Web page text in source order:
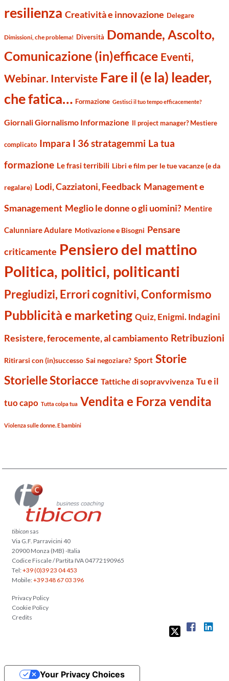
resilienza Creatività e innovazione Delegare
Dimissioni, che problema! Diversità Domande, Ascolto,
Comunicazione (in)efficace Eventi,
Webinar. Interviste Fare il (e la) leader,
che fatica… Formazione Gestisci il tuo tempo efficacemente?
Giornali Giornalismo Informazione Il project manager? Mestiere
complicato Impara I 36 stratagemmi La tua
formazione Le frasi terribili Libri e film per le tue vacanze (e da
regalare) Lodi, Cazziatoni, Feedback Management e
Smanagement Meglio le donne o gli uomini? Mentire
Calunniare Adulare Motivazione e Bisogni Pensare
criticamente Pensiero del mattino
Politica, politici, politicanti
Pregiudizi, Errori cognitivi, Conformismo
Pubblicità e marketing Quiz, Enigmi. Indagini
Resistere, ferocemente, al cambiamento Retribuzioni
Ritirarsi con (in)successo Sai negoziare? Sport Storie
Storielle Storiacce Tattiche di sopravvivenza Tu e il
tuo capo Tutta colpa tua Vendita e Forza vendita
Violenza sulle donne. E bambini
tibicon sas
Via G.F. Parravicini 40
20900 Monza (MB) -Italia
Codice Fiscale / Partita IVA 04772190965
Tel:+39 (0)39 23 04 453
Mobile:+39 348 67 03 396
Privacy Policy
Cookie Policy
Credits
Your Privacy Choices